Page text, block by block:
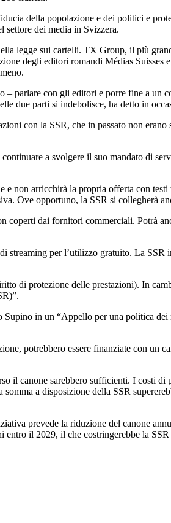
della popolazione e dei politici e
dei media in Svizzera.
legge sui cartelli. TX Group, il più
degli editori romandi Médias
parlare con gli editori e porre fine a un
due parti si indebolisce, ha detto in
con la SSR, che in passato non
a svolgere il suo mandato di
non arricchirà la propria offerta con
Ove opportuno, la SSR si collegherà
dai fornitori commerciali. Potrà
per l’utilizzo gratuito. La
di protezione delle prestazioni). In
in un “Appello per una politica
potrebbero essere finanziate con un
canone sarebbero sufficienti. I costi di
a disposizione della SSR
prevede la riduzione del canone
il 2029, il che costringerebbe la